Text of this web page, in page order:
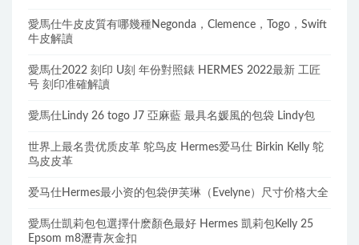
愛馬仕牛皮皮質有哪幾種Negonda，Clemence，Togo，Swift
牛皮解讀
愛馬仕2022 刻印 U刻 年份對照錶 HERMES 2022最新 工匠
号 刻印准確解讀
愛馬仕Lindy 26 togo J7 亞麻藍 最具名媛風的包袋 Lindy包
世界上最名贵优质皮革 鸵鸟皮 Hermes爱马仕 Birkin Kelly 鸵
鸟皮皮革
爱马仕Hermes最小资的包袋伊芙琳（Evelyne）尺寸价格大全
愛馬仕凱莉包包選擇什麽顏色最好 Hermes 凱莉包Kelly 25
Epsom m8瀝青灰金扣